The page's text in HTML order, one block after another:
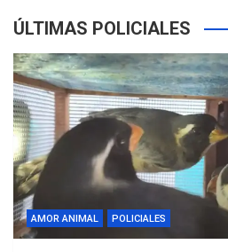
ÚLTIMAS POLICIALES
AMOR ANIMAL POLICIALES